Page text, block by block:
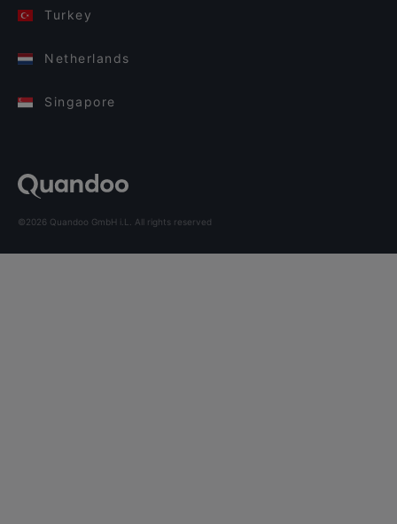
Turkey
Netherlands
Singapore
©2026 Quandoo GmbH i.L. All rights reserved